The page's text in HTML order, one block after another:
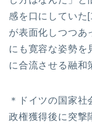
感を口にしていた
が表面化しつつあ
にも寛容な姿勢を
に合流させる融和
＊ドイツの国家
政権獲得後に突撃